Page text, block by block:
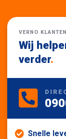
VERNO
Wij
verder.
Snelle